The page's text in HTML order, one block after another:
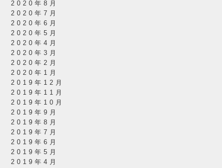
2020年8月
2020年7月
2020年6月
2020年5月
2020年4月
2020年3月
2020年2月
2020年1月
2019年12月
2019年11月
2019年10月
2019年9月
2019年8月
2019年7月
2019年6月
2019年5月
2019年4月